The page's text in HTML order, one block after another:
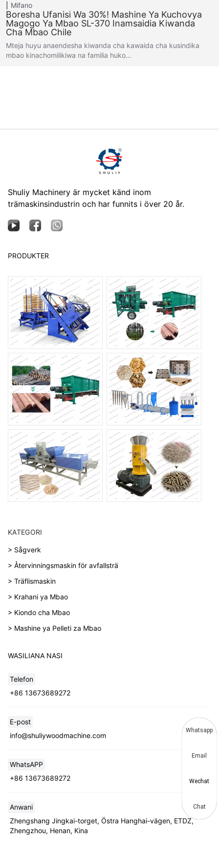
Mifano
Boresha Ufanisi Wa 30%! Mashine Ya Kuchovya
Magogo Ya Mbao SL-370 Inamsaidia Kiwanda
Cha Mbao Chile
Mteja huyu anaendesha kiwanda cha kawaida cha kusindika
mbao kinachomilikiwa na familia huko…
Shuliy Machinery är mycket känd inom
trämaskinsindustrin och har funnits i över 20 år.
PRODUKTER
KATEGORI
> Sågverk
> Återvinningsmaskin för avfallsträ
> Träflismaskin
> Krahani ya Mbao
> Kiondo cha Mbao
> Mashine ya Pelleti za Mbao
WASILIANA NASI
Telefon
+86 13673689272
E-post
info@shuliywoodmachine.com
WhatsAPP
+86 13673689272
Anwani
Zhengshang Jingkai-torget, Östra Hanghai-vägen, ETDZ,
Zhengzhou, Henan, Kina
Whatsapp
Email
Wechat
Chat